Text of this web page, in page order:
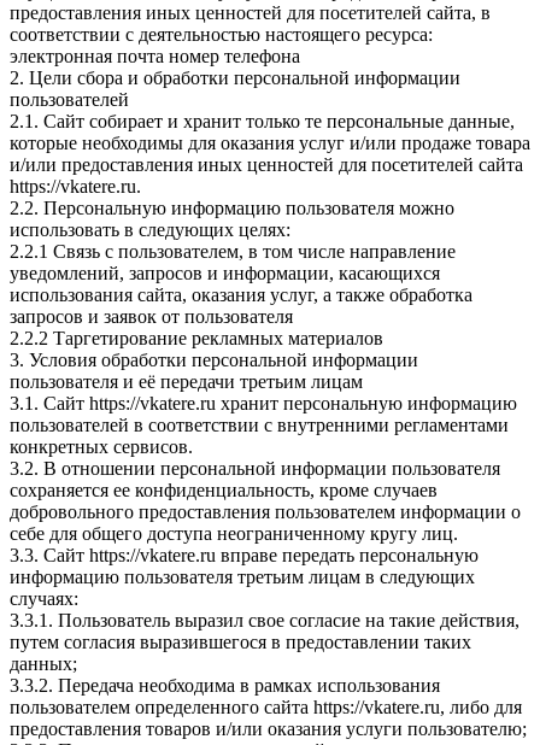
предоставления иных ценностей для посетителей сайта, в
соответствии с деятельностью настоящего ресурса:
электронная почта номер телефона
2. Цели сбора и обработки персональной информации
пользователей
2.1. Сайт собирает и хранит только те персональные данные,
которые необходимы для оказания услуг и/или продаже товара
и/или предоставления иных ценностей для посетителей сайта
https://vkatere.ru.
2.2. Персональную информацию пользователя можно
использовать в следующих целях:
2.2.1 Связь с пользователем, в том числе направление
уведомлений, запросов и информации, касающихся
использования сайта, оказания услуг, а также обработка
запросов и заявок от пользователя
2.2.2 Таргетирование рекламных материалов
3. Условия обработки персональной информации
пользователя и её передачи третьим лицам
3.1. Сайт https://vkatere.ru хранит персональную информацию
пользователей в соответствии с внутренними регламентами
конкретных сервисов.
3.2. В отношении персональной информации пользователя
сохраняется ее конфиденциальность, кроме случаев
добровольного предоставления пользователем информации о
себе для общего доступа неограниченному кругу лиц.
3.3. Сайт https://vkatere.ru вправе передать персональную
информацию пользователя третьим лицам в следующих
случаях:
3.3.1. Пользователь выразил свое согласие на такие действия,
путем согласия выразившегося в предоставлении таких
данных;
3.3.2. Передача необходима в рамках использования
пользователем определенного сайта https://vkatere.ru, либо для
предоставления товаров и/или оказания услуги пользователю;